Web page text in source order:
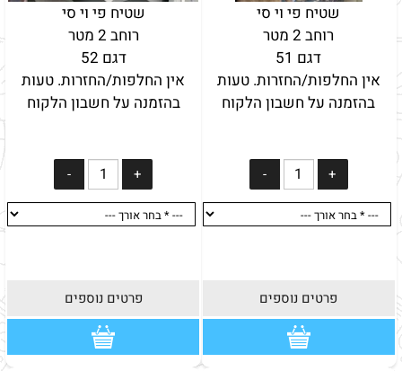
שטיח פי וי סי
רוחב 2 מטר
דגם 51
אין החלפות/החזרות. טעות
בהזמנה על חשבון הלקוח
פרטים נוספים
שטיח פי וי סי
רוחב 2 מטר
דגם 52
אין החלפות/החזרות. טעות
בהזמנה על חשבון הלקוח
פרטים נוספים